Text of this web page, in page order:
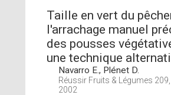
Taille en vert du
l'arrachage manuel
des pousses
une technique
Navarro E., Plénet D.
Réussir Fruits & Légumes 209,
2002